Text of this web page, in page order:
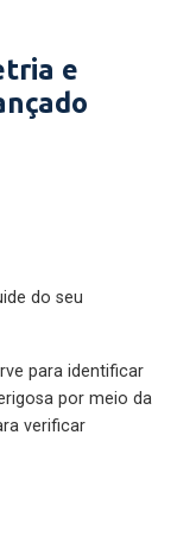
e
do seu
para identificar
por meio da
verificar